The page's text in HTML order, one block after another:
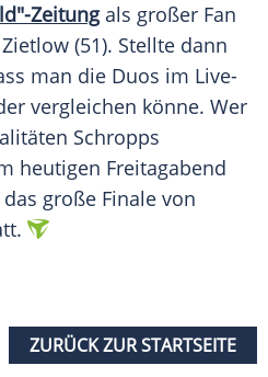
Zeitungals großer Fan
(51). Stellte dann
man die Duos im Live-
vergleichen könne. Wer
Schropps
heutigen Freitagabend
große Finale von
ZURÜCK ZUR STARTSEITE